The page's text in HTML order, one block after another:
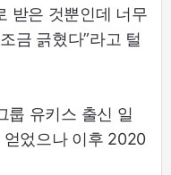
받은 것뿐인데 너무
금 긁혔다”라고 털
룹 유키스 출신 일
었으나 이후 2020